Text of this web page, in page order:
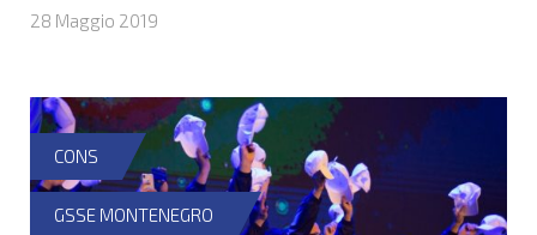
28 Maggio 2019
CONS
GSSE MONTENEGRO